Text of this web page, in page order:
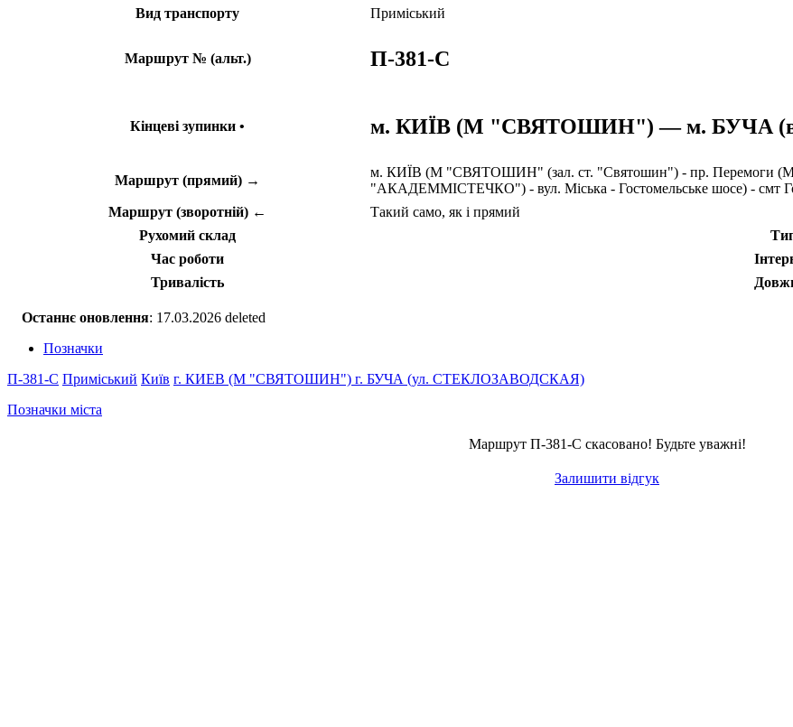
Вид транспорту
Приміський
Маршрут № (альт.) П-381-С
Кінцеві зупинки • м. КИЇВ (М "СВЯТОШИН") — м. БУЧА
Маршрут (прямий) →
м. КИЇВ (М "СВЯТОШИН" (зал. ст. "Святошин") - пр. Перемоги
"АКАДЕММІСТЕЧКО") - вул. Міська - Гостомельське шосе) -
Маршрут (зворотній) ←
Такий само, як і прямий
Рухомий склад
Час роботи
Тривалість
Останнє оновлення: 17.03.2026 deleted
Позначки
П-381-С Приміський Київ г. КИЕВ (М "СВЯТОШИН") г. БУЧА (ул. СТЕКЛОЗАВОДСКАЯ)
Позначки міста
Маршрут П-381-С скасовано! Будьте уважні!
Залишити відгук